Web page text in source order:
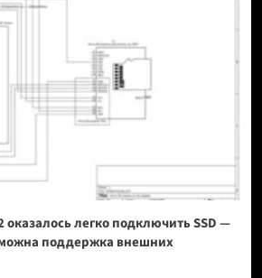
легко подключить SSD —
поддержка внешних